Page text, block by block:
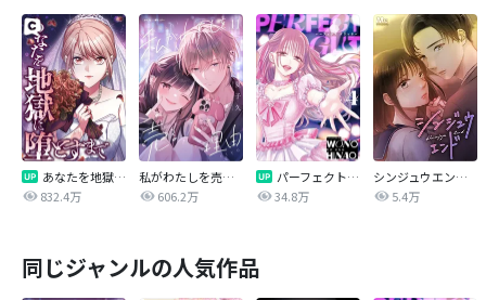
あなたを地獄に堕とすまで
832.4万
私がわたしを売る理由
606.2万
パーフェクトグリッター
34.8万
シンジュウエンド【タテヨミ】
5.4万
同じジャンルの人気作品